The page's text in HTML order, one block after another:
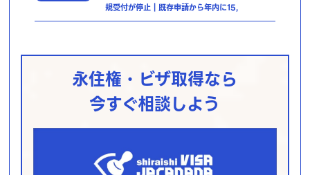
規受付が停止｜既存申請から年内に15,
永住権・ビザ取得なら
今すぐ相談しよう